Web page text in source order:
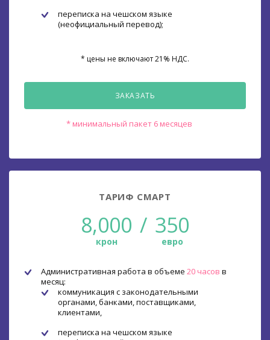
переписка на чешском языке
(неофициальный перевод);
* цены не включают 21% НДС.
ЗАКАЗАТЬ
* минимальный пакет 6 месяцев
ТАРИФ СМАРТ
8,000
крон
/ 350
евро
Административная работа в объеме 20 часов в
месяц:
коммуникация с законодательными
органами, банками, поставщиками,
клиентами,
переписка на чешском языке